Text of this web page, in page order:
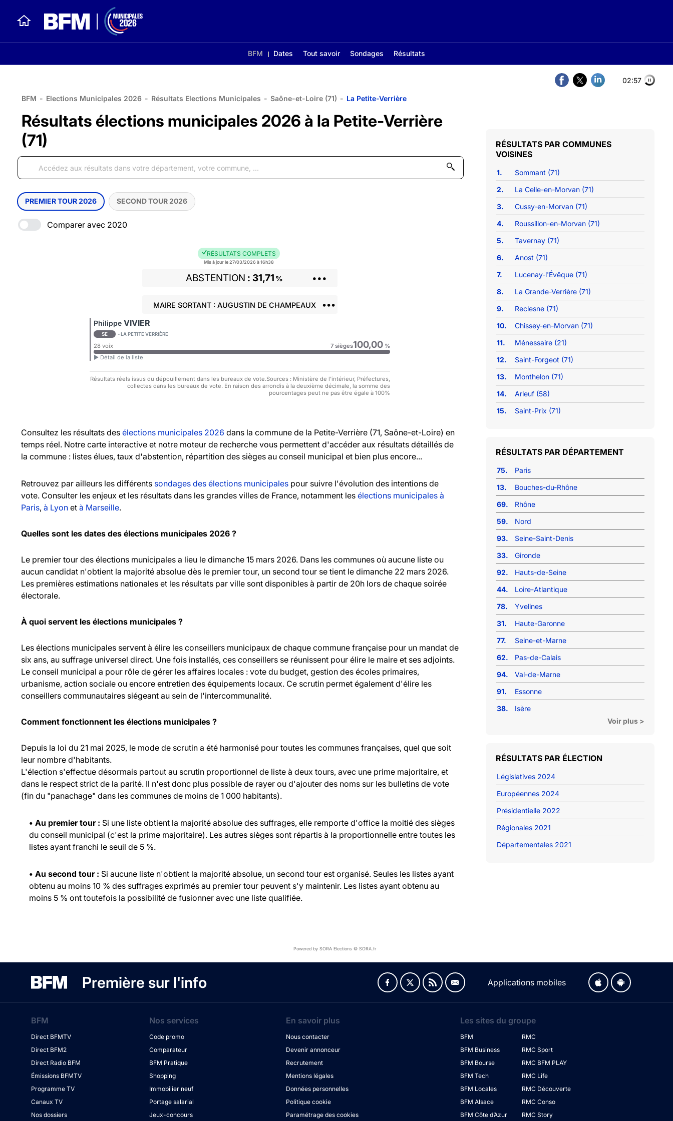
BFM Dates Tout savoir Sondages Résultats
02:56
BFM - Elections Municipales 2026 - Résultats Elections Municipales - Saône-et-Loire (71) - La Petite-Verrière
Résultats élections municipales 2026 à la Petite-Verrière
(71)
PREMIER TOUR 2026 SECOND TOUR 2026
Comparer avec 2020
RÉSULTATS COMPLETS
Mis à jour le 27/03/2026 à 16h38
ABSTENTION 31,71 % •••
MAIRE SORTANT : AUGUSTIN DE CHAMPEAUX •••
Philippe VIVIER
SE - LA PETITE VERRIÈRE
28 voix 7 sièges100,00 %
► Détail de la liste
Résultats réels issus du dépouillement dans les bureaux de vote.Sources : Ministère de l'intérieur, Préfectures,
collectes dans les bureaux de vote. En raison des arrondis à la deuxième décimale, la somme des
pourcentages peut ne pas être égale à 100%
Consultez les résultats des élections municipales 2026 dans la commune de la Petite-Verrière (71, Saône-et-Loire) en
temps réel. Notre carte interactive et notre moteur de recherche vous permettent d'accéder aux résultats détaillés de
la commune : listes élues, taux d'abstention, répartition des sièges au conseil municipal et bien plus encore...
Retrouvez par ailleurs les différents sondages des élections municipales pour suivre l'évolution des intentions de
vote. Consulter les enjeux et les résultats dans les grandes villes de France, notamment les élections municipales à
Paris, à Lyon et à Marseille.
Quelles sont les dates des élections municipales 2026 ?
Le premier tour des élections municipales a lieu le dimanche 15 mars 2026. Dans les communes où aucune liste ou
aucun candidat n'obtient la majorité absolue dès le premier tour, un second tour se tient le dimanche 22 mars 2026.
Les premières estimations nationales et les résultats par ville sont disponibles à partir de 20h lors de chaque soirée
électorale.
À quoi servent les élections municipales ?
Les élections municipales servent à élire les conseillers municipaux de chaque commune française pour un mandat de
six ans, au suffrage universel direct. Une fois installés, ces conseillers se réunissent pour élire le maire et ses adjoints.
Le conseil municipal a pour rôle de gérer les affaires locales : vote du budget, gestion des écoles primaires,
urbanisme, action sociale ou encore entretien des équipements locaux. Ce scrutin permet également d'élire les
conseillers communautaires siégeant au sein de l'intercommunalité.
Comment fonctionnent les élections municipales ?
Depuis la loi du 21 mai 2025, le mode de scrutin a été harmonisé pour toutes les communes françaises, quel que soit
leur nombre d'habitants.
L'élection s'effectue désormais partout au scrutin proportionnel de liste à deux tours, avec une prime majoritaire, et
dans le respect strict de la parité. Il n'est donc plus possible de rayer ou d'ajouter des noms sur les bulletins de vote
(fin du "panachage" dans les communes de moins de 1 000 habitants).
• Au premier tour : Si une liste obtient la majorité absolue des suffrages, elle remporte d'office la moitié des sièges
du conseil municipal (c'est la prime majoritaire). Les autres sièges sont répartis à la proportionnelle entre toutes les
listes ayant franchi le seuil de 5 %.
• Au second tour : Si aucune liste n'obtient la majorité absolue, un second tour est organisé. Seules les listes ayant
obtenu au moins 10 % des suffrages exprimés au premier tour peuvent s'y maintenir. Les listes ayant obtenu au
moins 5 % ont toutefois la possibilité de fusionner avec une liste qualifiée.
COMMUNES
VOISINES
1.
Sommant (71)
2.
La Celle-en-Morvan (71)
3.
Cussy-en-Morvan (71)
4.
Roussillon-en-Morvan (71)
5.
Tavernay (71)
6.
Anost (71)
7.
Lucenay-l'Évêque (71)
8.
La Grande-Verrière (71)
9.
Reclesne (71)
10.
Chissey-en-Morvan (71)
11.
Ménessaire (21)
12.
Saint-Forgeot (71)
13.
Monthelon (71)
14.
Arleuf (58)
15.
Saint-Prix (71)
RÉSULTATS PAR DÉPARTEMENT
75.
Paris
13.
Bouches-du-Rhône
69.
Rhône
59.
Nord
93.
Seine-Saint-Denis
33.
Gironde
92.
Hauts-de-Seine
44.
Loire-Atlantique
78.
Yvelines
31.
Haute-Garonne
77.
Seine-et-Marne
62.
Pas-de-Calais
94.
Val-de-Marne
91.
Essonne
38.
Isère
Voir plus >
RÉSULTATS PAR ÉLECTION
Législatives 2024
Européennes 2024
Présidentielle 2022
Régionales 2021
Départementales 2021
Powered by SORA Elections © SORA.fr
Première sur l'info Applications mobiles
BFM
Direct BFMTV
Direct BFM2
Direct Radio BFM
Émissions BFMTV
Programme TV
Canaux TV
Nos dossiers
Nos services
Code promo
Comparateur
BFM Pratique
Shopping
Immobilier neuf
Portage salarial
Jeux-concours
En savoir plus
Nous contacter
Devenir annonceur
Recrutement
Mentions légales
Données personnelles
Politique cookie
Paramétrage des cookies
Les sites du groupe
BFM
BFM Business
BFM Bourse
BFM Tech
BFM Locales
BFM Alsace
BFM Côte d’Azur
RMC
RMC Sport
RMC BFM PLAY
RMC Life
RMC Découverte
RMC Conso
RMC Story